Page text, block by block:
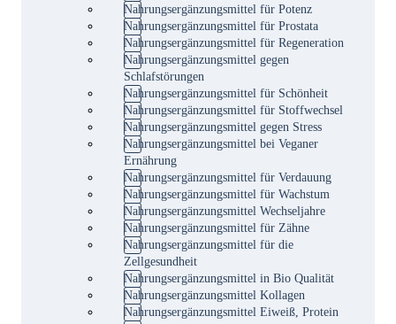
Nahrungsergänzungsmittel für Potenz
Nahrungsergänzungsmittel für Prostata
Nahrungsergänzungsmittel für Regeneration
Nahrungsergänzungsmittel gegen
Schlafstörungen
Nahrungsergänzungsmittel für Schönheit
Nahrungsergänzungsmittel für Stoffwechsel
Nahrungsergänzungsmittel gegen Stress
Nahrungsergänzungsmittel bei Veganer
Ernährung
Nahrungsergänzungsmittel für Verdauung
Nahrungsergänzungsmittel für Wachstum
Nahrungsergänzungsmittel Wechseljahre
Nahrungsergänzungsmittel für Zähne
Nahrungsergänzungsmittel für die
Zellgesundheit
Nahrungsergänzungsmittel in Bio Qualität
Nahrungsergänzungsmittel Kollagen
Nahrungsergänzungsmittel Eiweiß, Protein